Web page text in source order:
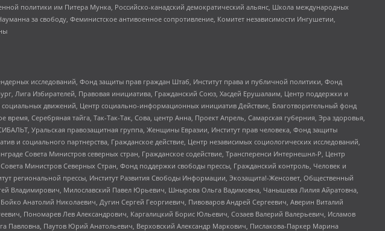
политики им Питера Мунка, Российско-канадский демократический альянс, Школа международных
за свободу, Феминистское антивоенное сопротивление, Комитет независимости Ингушетии,
исследований, Фонд защиты прав граждан Штаб, Институт права и публичной политики, Фонд
Избирателей, Правовая инициатива, Гражданский Союз, Хасдей Ерушалаим, Центр поддержки и
движений, Центр социально-информационных инициатив Действие, Благотворительный фонд
Серебряная тайга, Так-Так-Так, Сова, центр Анна, Проект Апрель, Самарская губерния, Эра здоровья,
Уральская правозащитная группа, Женщины Евразии, Институт прав человека, Фонд защиты
и социального партнерства, Гражданское действие, Центр независимых социологических исследований,
Совета Министров северных стран, Гражданское содействие, Трансперенси Интернешнл-Р, Центр
Министров Северных Стран, Фонд поддержки свободы прессы, Гражданский контроль, Человек и
региональной прессы, Институт Развития Свободы Информации, Экозащита!-Женсовет, Общественный
Владимирович, Милославский Павел Юрьевич, Шнырова Ольга Вадимовна, Чанышева Лилия Айратовна,
Анатолий Николаевич, Дугин Сергей Георгиевич, Пивоваров Андрей Сергеевич, Аверин Виталий
Пономарев Лев Александрович, Каргалицкий Борис Юльевич, Созаев Валерий Валерьевич, Исламов
Павловна, Паутов Юрий Анатольевич, Верховский Александр Маркович, Пислакова-Паркер Марина